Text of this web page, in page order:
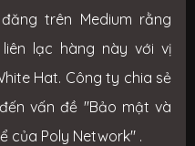
trên Medium rằng
lạc hàng này với vị
Hat. Công ty chia sẻ
vấn đề "Bảo mật và
của Poly Network" .